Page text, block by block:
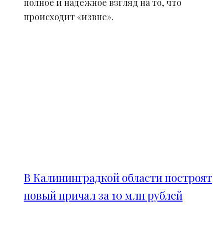
полное и надежное взгляд на то, что
происходит «извне».
В Калининградкой области построят
новый причал за 10 млн рублей